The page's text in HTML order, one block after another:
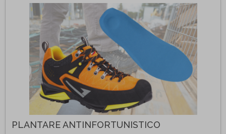
PLANTARE ANTINFORTUNISTICO